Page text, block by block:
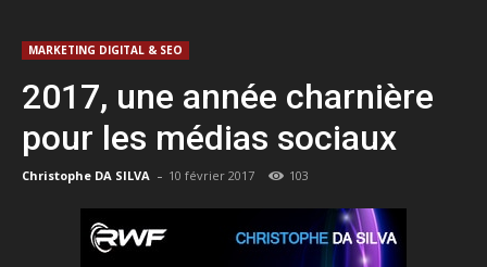
MARKETING DIGITAL & SEO
2017, une année charnière
pour les médias sociaux
Christophe DA SILVA - 10 février 2017 103